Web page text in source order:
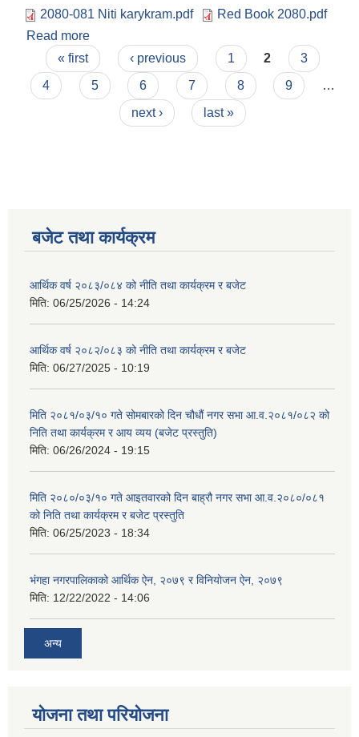
2080-081 Niti karykram.pdf
Red Book 2080.pdf
Read more
सभा आ.व.२०८०/०८१ को निति तथा कार्यक्रम र बजेट
प्रस्तुति
Pages
« first ‹ previous 1 2
3
4
5 6 7 8 9
…
next ›
last »
बजेट तथा कार्यक्रम
आर्थिक वर्ष २०८३/०८४ को नीति तथा कार्यक्रम र बजेट
मिति: 06/25/2026 - 14:24
आर्थिक वर्ष २०८२/०८३ को नीति तथा कार्यक्रम र बजेट
मिति: 06/27/2025 - 10:19
मिति २०८१/०३/१० गते सोमबारको दिन चौधौं नगर सभा आ.व.२०८१/०८२ को
निति तथा कार्यक्रम र आय व्यय (बजेट प्रस्तुति)
मिति: 06/26/2024 - 19:15
मिति २०८०/०३/१० गते आइतवारको दिन बाह्रौ नगर सभा आ.व.२०८०/०८१
को निति तथा कार्यक्रम र बजेट प्रस्तुति
मिति: 06/25/2023 - 18:34
भंगहा नगरपालिकाको आर्थिक ऐन, २०७९ र विनियोजन ऐन, २०७९
मिति: 12/22/2022 - 14:06
अन्य
योजना तथा परियोजना